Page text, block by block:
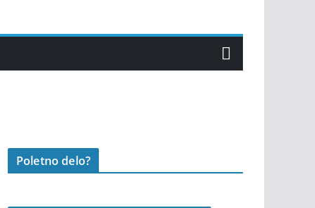
Poletno delo?